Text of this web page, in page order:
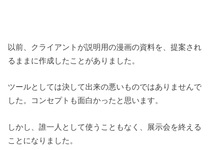
以前、クライアントが説明用の漫画の資料を、提案され
るままに作成したことがありました。
ツールとしては決して出来の悪いものではありませんで
した。コンセプトも面白かったと思います。
しかし、誰一人として使うこともなく、展示会を終える
ことになりました。